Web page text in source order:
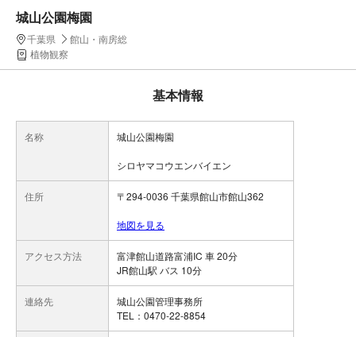
城山公園梅園
千葉県
館山・南房総
植物観察
基本情報
名称 城山公園梅園
シロヤマコウエンバイエン
住所 〒294-0036 千葉県館山市館山362
地図を見る
アクセス方法
富津館山道路富浦IC 車 20分
JR館山駅 バス 10分
連絡先
城山公園管理事務所
TEL：0470-22-8854